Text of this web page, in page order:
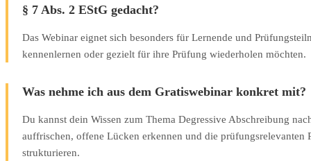
§ 7 Abs. 2 EStG gedacht?
Das Webinar eignet sich besonders für Lernende und
kennenlernen oder gezielt für ihre Prüfung wiederholen möchten.
Was nehme ich aus dem Gratiswebinar konkret mit?
Du kannst dein Wissen zum Thema Degressive Abschreibung
auffrischen, offene Lücken erkennen und die prüfungsrelevanten
strukturieren.